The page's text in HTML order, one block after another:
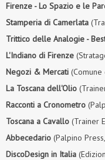
Firenze - Lo Spazio e le
Stamperia di Camerlata
Trittico delle Analogie -
L'Indiano di Firenze
Negozi & Mercati
La Toscana dell'Olio
Racconti a Cronometro
Toscana a Cavallo (Trainer
Abbecedario (Palpino
DiscoDesign in Italia